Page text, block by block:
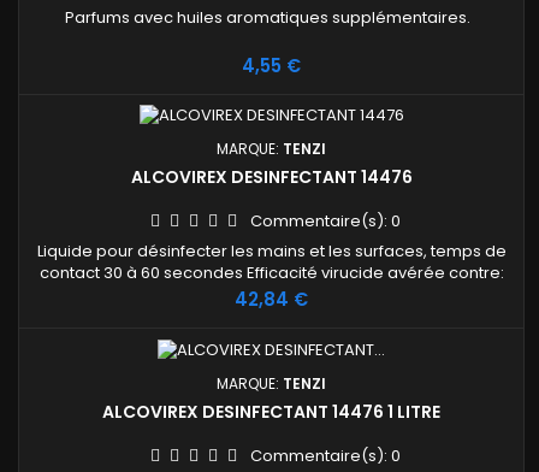
Parfums avec huiles aromatiques supplémentaires.
Prix
4,55 €
MARQUE: TENZI
ALCOVIREX DESINFECTANT 14476
Commentaire(s): 0
Liquide pour désinfecter les mains et les surfaces, temps de
contact 30 à 60 secondes Efficacité virucide avérée contre:
coronavirus, norovirus et adénovirus, conformément à la
la palette complète soit 108 bidons de 5 litres ou 480
pulvérisateurs de 1 litres
Prix
42,84 €
MARQUE: TENZI
ALCOVIREX DESINFECTANT 14476 1 LITRE
Commentaire(s): 0